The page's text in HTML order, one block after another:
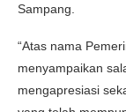
Sampang.
“Atas nama
menyampaikan
mengapresiasi